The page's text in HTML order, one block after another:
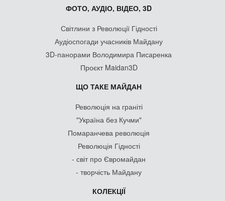
ФОТО, АУДІО, ВІДЕО, 3D
Світлини з Революції Гідності
Аудіоспогади учасників Майдану
3D-панорами Володимира Писаренка
Проєкт Maidan3D
ЩО ТАКЕ МАЙДАН
Революція на граніті
"Україна без Кучми"
Помаранчева революція
Революція Гідності
- світ про Євромайдан
- творчість Майдану
КОЛЕКЦІЇ